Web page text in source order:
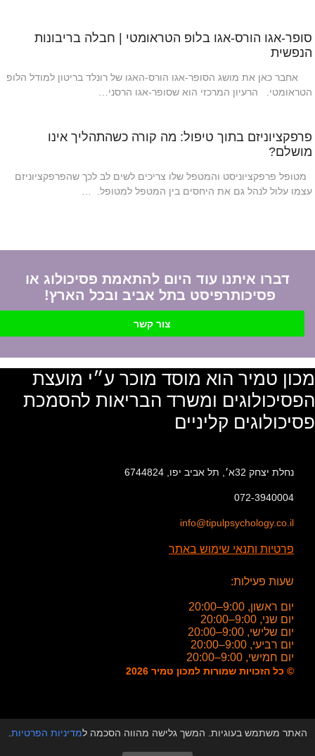
סופר-אגו הורס-אגו בלופ הטראומטי | חבלה בריבונות
הנפשית
אחבר כאן את מושג הסופר-אגו הורס-האגו של רונלד בריטון למודל הלופ
הטראומטי. הרעיון המרכזי הוא שסופר-אגו הרסני…
פרפקציוניזם בתוך טיפול: מה קורה כשהתהליך אינו
מושלם?
מטופל פרפקציוניסט והמטפל שלו צריכים לשים לב לכך שהפרפקציוניזם
עצמו עלול לנהל גם את היחסים בין המטפל למטופל. …
דברו איתנו עוד היום להתאמת פסיכולוג או
פסיכותרפיסט בתל אביב ובכל הארץ!
צור קשר
מכון טמיר הוא מוסד מוכר ע״י מועצת
הפסיכולוגים ומשרד הבריאות להסמכת
פסיכולוגים קליניים
נחלת יצחק 32א׳, תל אביב יפו, 6744824
072-3940004
info@tipulpsychology.co.il
פרטיות ותנאי שימוש באתר
שעות פעילות:
יום ראשון, 9:00–20:00
יום שני, 9:00–20:00
יום שלישי, 9:00–20:00
יום רביעי, 9:00–20:00
יום חמישי, 9:00–20:00
© כל הזכויות שמורות למכון טמיר 2026
האתר משתמש בעוגיות. המשך גלישה מהווה הסכמה למדיניות הפרטיות